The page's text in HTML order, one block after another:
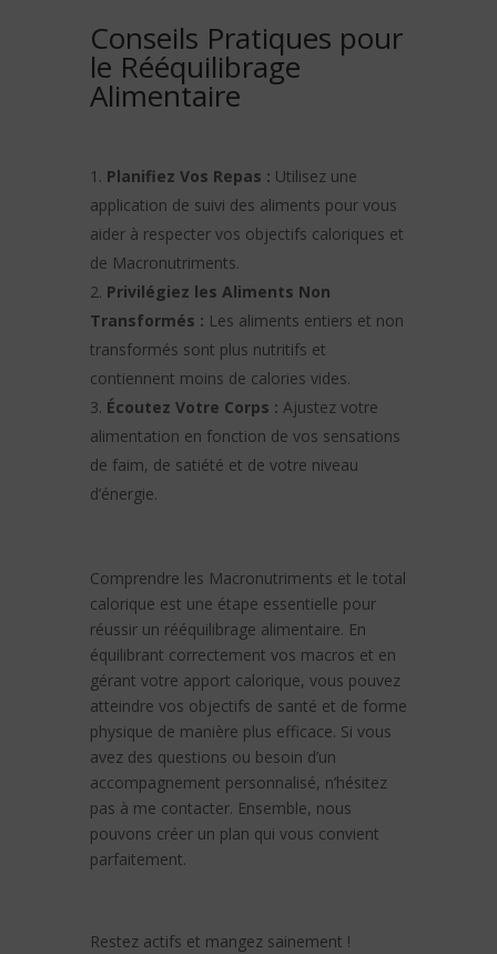
Conseils Pratiques pour
le Rééquilibrage
Alimentaire
Planifiez Vos Repas : Utilisez une
application de suivi des aliments pour vous
aider à respecter vos objectifs caloriques et
de Macronutriments.
Privilégiez les Aliments Non
Transformés : Les aliments entiers et non
transformés sont plus nutritifs et
contiennent moins de calories vides.
Écoutez Votre Corps : Ajustez votre
alimentation en fonction de vos sensations
de faim, de satiété et de votre niveau
d’énergie.
Comprendre les Macronutriments et le total
calorique est une étape essentielle pour
réussir un rééquilibrage alimentaire. En
équilibrant correctement vos macros et en
gérant votre apport calorique, vous pouvez
atteindre vos objectifs de santé et de forme
physique de manière plus efficace. Si vous
avez des questions ou besoin d’un
accompagnement personnalisé, n’hésitez
pas à me contacter. Ensemble, nous
pouvons créer un plan qui vous convient
parfaitement.
Restez actifs et mangez sainement !